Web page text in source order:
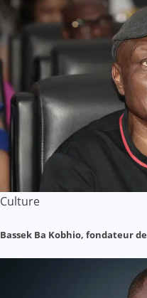
Culture
Bassek Ba Kobhio, fondateur